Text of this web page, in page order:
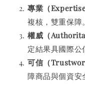
專業（Expertise
複核，雙重保障。
權威（
定結果具國際公
可信（
障商品與個資安